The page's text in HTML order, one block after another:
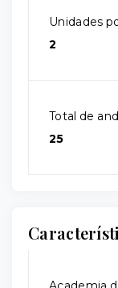
Unidades
2
Total de
25